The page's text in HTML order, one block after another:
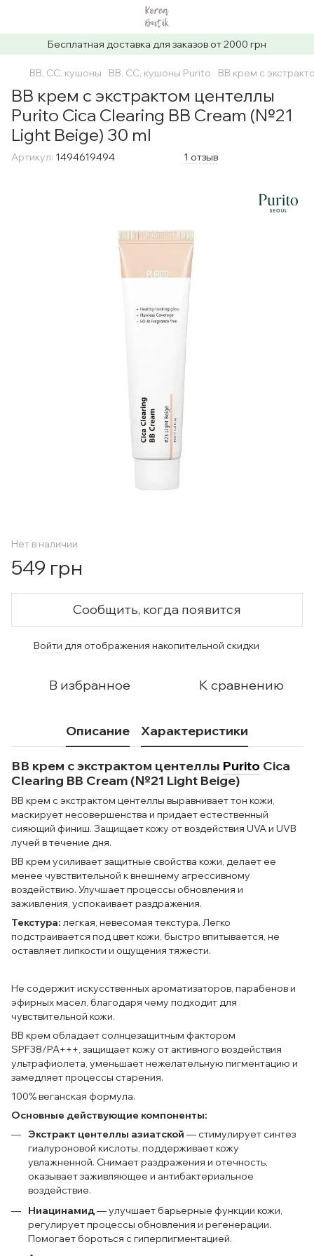
Бесплатная доставка для заказов от 2000 грн
ВВ, СС, кушоны ВВ, СС, кушоны Purito ВВ крем с
ВВ крем с экстрактом центеллы
Purito Cica Clearing BB Cream (№21
Light Beige) 30 ml
Артикул: 1494619494 1 отзыв
Нет в наличии
549 грн
Сообщить, когда появится
Войти для отображения накопительной скидки
В избранное К сравнению
Описание Характеристики
ВВ крем с экстрактом центеллы Purito Cica
Clearing BB Cream (№21 Light Beige)
BB крем с экстрактом центеллы выравнивает тон кожи,
маскирует несовершенства и придает естественный
сияющий финиш. Защищает кожу от воздействия UVA и UVB
лучей в течение дня.
BB крем усиливает защитные свойства кожи, делает ее
менее чувствительной к внешнему агрессивному
воздействию. Улучшает процессы обновления и
заживления, успокаивает раздражения.
Текстура: легкая, невесомая текстура. Легко
подстраивается под цвет кожи, быстро впитывается, не
оставляет липкости и ощущения тяжести.
Не содержит искусственных ароматизаторов, парабенов и
эфирных масел, благодаря чему подходит для
чувствительной кожи.
ВВ крем обладает солнцезащитным фактором
SPF38/PA+++, защищает кожу от активного воздействия
ультрафиолета, уменьшает нежелательную пигментацию и
замедляет процессы старения.
100% веганская формула.
Основные действующие компоненты:
Экстракт центеллы азиатской — стимулирует синтез
гиалуроновой кислоты, поддерживает кожу
увлажненной. Снимает раздражения и отечность,
оказывает заживляющее и антибактериальное
воздействие.
Ниацинамид— улучшает барьерные функции кожи,
регулирует процессы обновления и регенерации.
Помогает бороться с гиперпигментацией.